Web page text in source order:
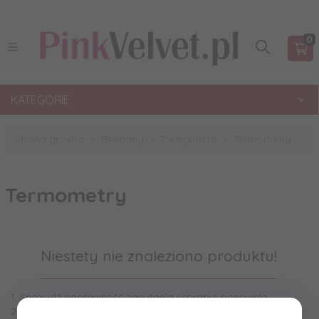
0
KATEGORIE
Termometry
Niestety nie znaleziono produktu!
1. Sprawdź poprawność zapytania i spróbuj ponownie.
2. Ogranicz szukane słowa do jednego lub dwóch.